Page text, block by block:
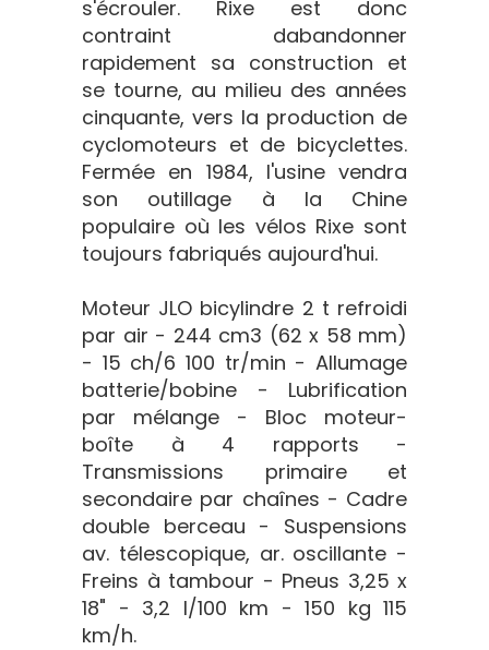
s'écrouler. Rixe est donc
contraint dabandonner
rapidement sa construction et
se tourne, au milieu des années
cinquante, vers la production de
cyclomoteurs et de bicyclettes.
Fermée en 1984, l'usine vendra
son outillage à la Chine
populaire où les vélos Rixe sont
toujours fabriqués aujourd'hui.
Moteur JLO bicylindre 2 t refroidi
par air - 244 cm3 (62 x 58 mm)
- 15 ch/6 100 tr/min - Allumage
batterie/bobine - Lubrification
par mélange - Bloc moteur-
boîte à 4 rapports -
Transmissions primaire et
secondaire par chaînes - Cadre
double berceau - Suspensions
av. télescopique, ar. oscillante -
Freins à tambour - Pneus 3,25 x
18" - 3,2 l/100 km - 150 kg 115
km/h.